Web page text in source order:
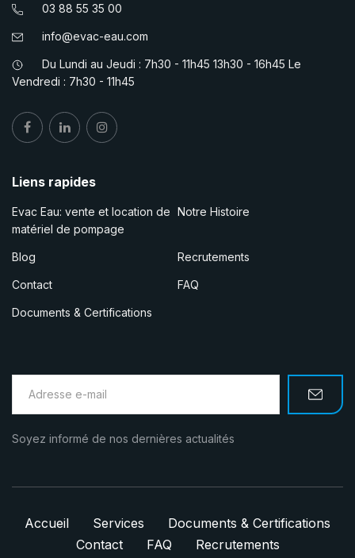
03 88 55 35 00
info@evac-eau.com
Du Lundi au Jeudi : 7h30 - 11h45 13h30 - 16h45 Le
Vendredi : 7h30 - 11h45
Liens rapides
Evac Eau: vente et location de
matériel de pompage
Notre Histoire
Blog Recrutements
Contact FAQ
Documents & Certifications
Soyez informé de nos dernières actualités
Accueil Services
Documents & Certifications
Contact
FAQ Recrutements